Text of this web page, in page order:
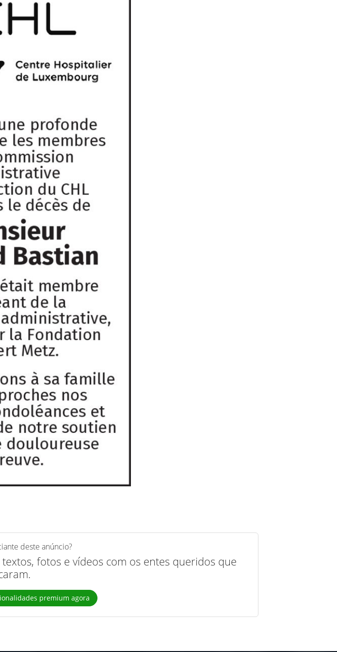
deste anúncio?
fotos e vídeos com os entes queridos que
premium agora